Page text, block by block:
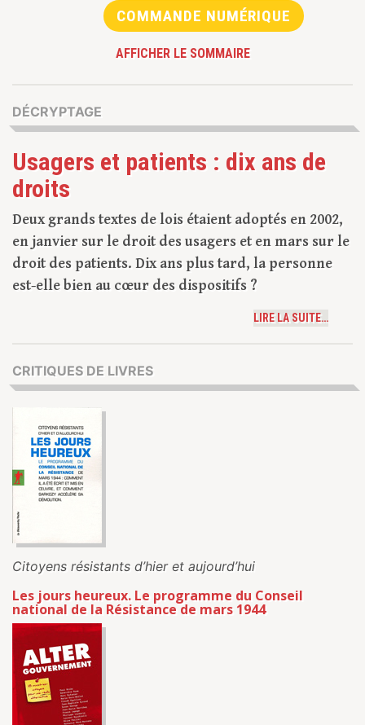
COMMANDE NUMÉRIQUE
AFFICHER LE SOMMAIRE
DÉCRYPTAGE
Usagers et patients : dix ans de
droits
Deux grands textes de lois étaient adoptés en 2002,
en janvier sur le droit des usagers et en mars sur le
droit des patients. Dix ans plus tard, la personne
est-elle bien au cœur des dispositifs ?
LIRE LA SUITE…
CRITIQUES DE LIVRES
Citoyens résistants d’hier et aujourd’hui
Les jours heureux. Le programme du Conseil
national de la Résistance de mars 1944